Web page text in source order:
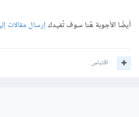
أيضًا الأجوبة هُنا سوف تُفيدكإرسال مقالات
اقتباس